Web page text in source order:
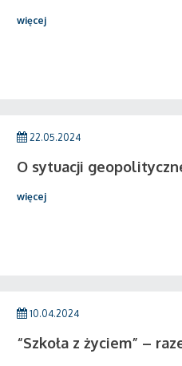
więcej
22.05.2024
O sytuacji
więcej
10.04.2024
“Szkoła z życiem” –